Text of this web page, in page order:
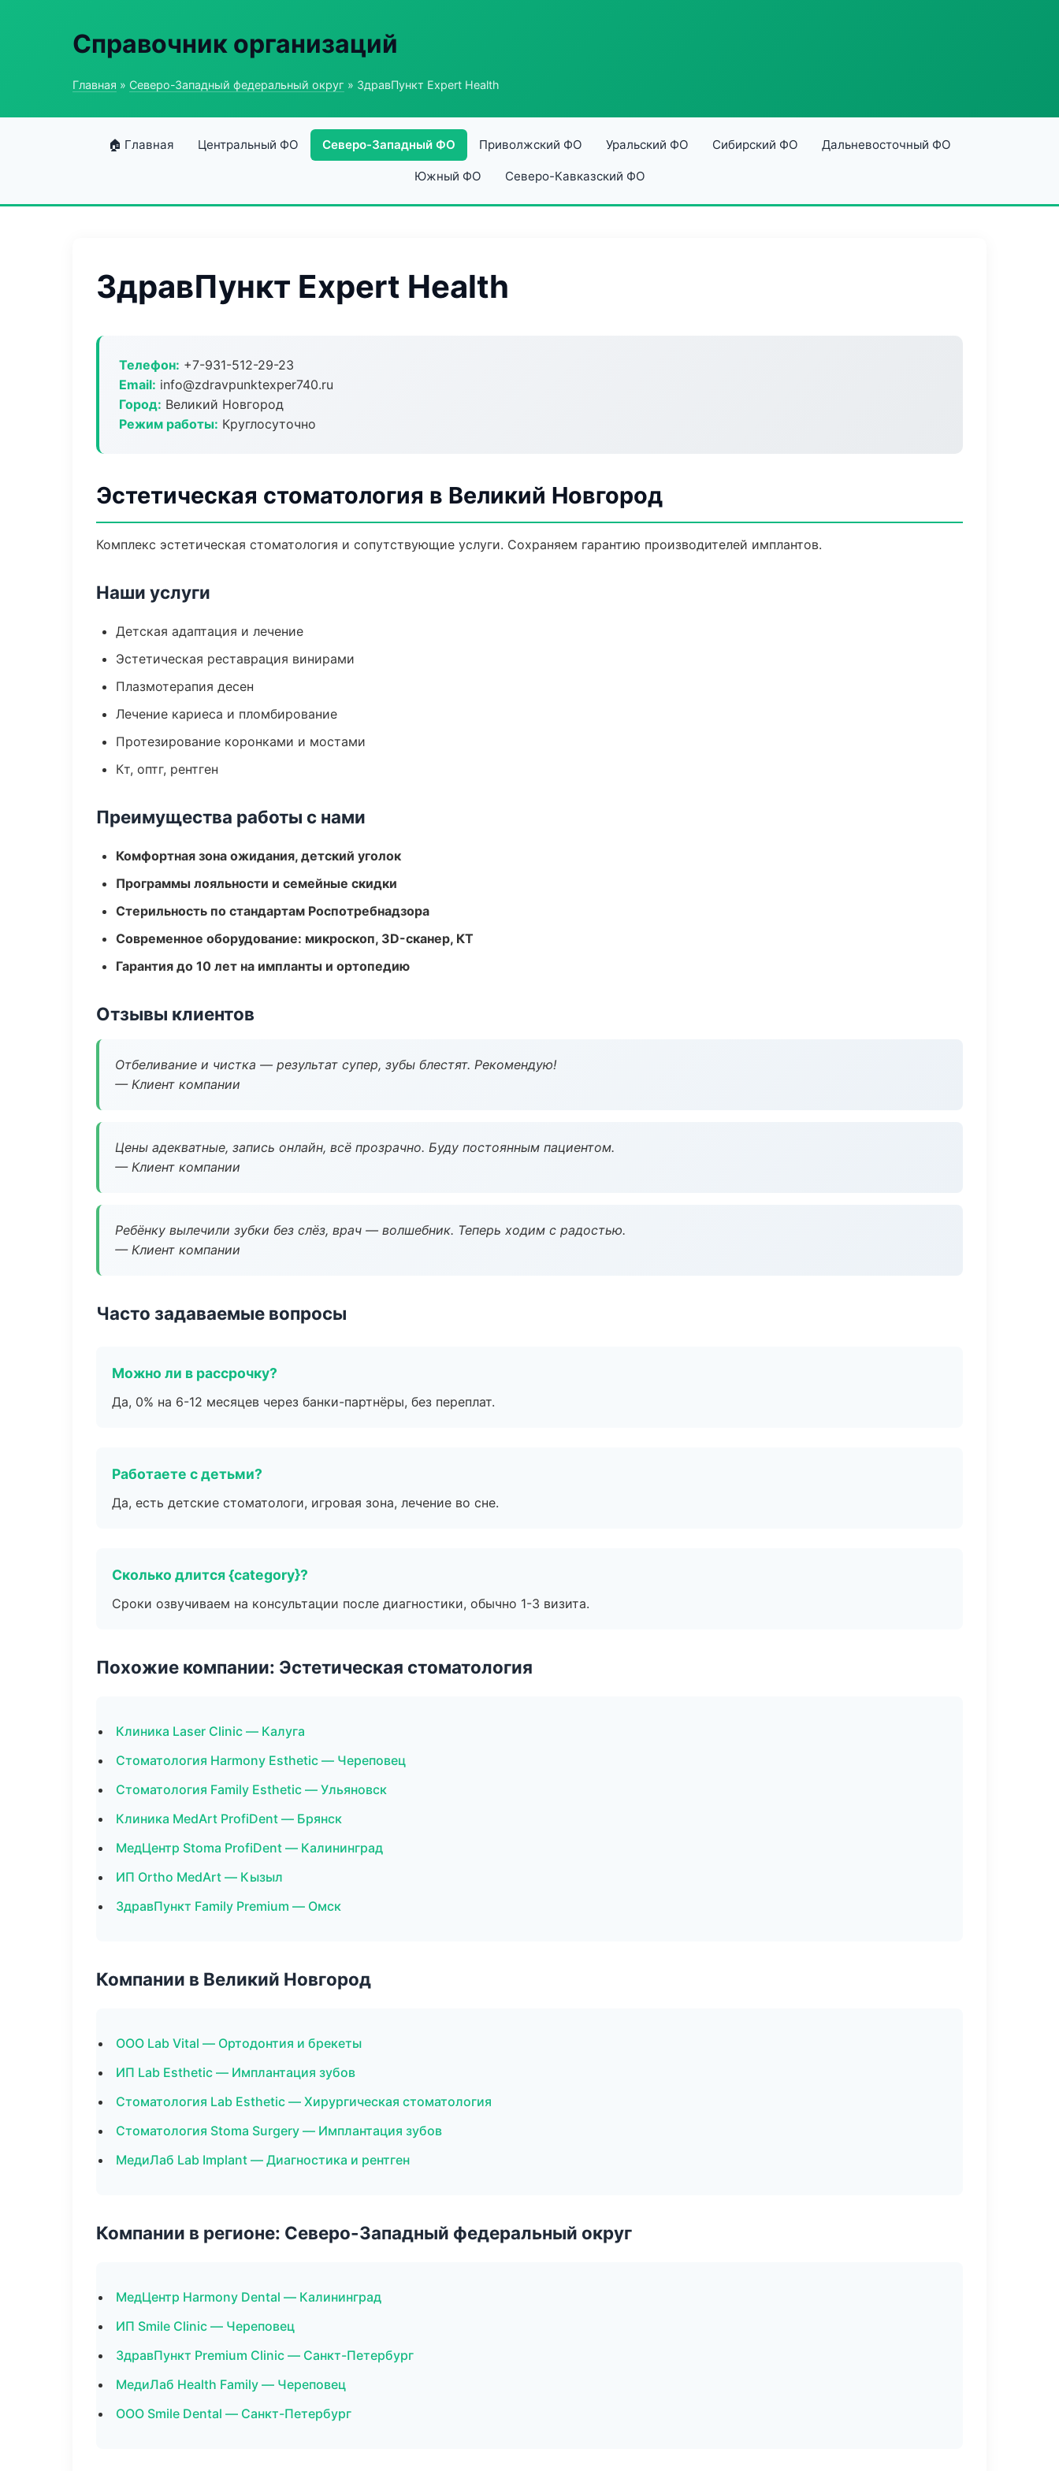
Справочник организаций
Главная » Северо-Западный федеральный округ » ЗдравПункт Expert Health
🏠 Главная Центральный ФО Северо-Западный ФО Приволжский ФО Уральский ФО Сибирский ФО Дальневосточный ФО
Южный ФО Северо-Кавказский ФО
ЗдравПункт Expert Health
Телефон: +7-931-512-29-23
Email: info@zdravpunktexper740.ru
Город: Великий Новгород
Режим работы: Круглосуточно
Эстетическая стоматология в Великий Новгород
Комплекс эстетическая стоматология и сопутствующие услуги. Сохраняем гарантию производителей имплантов.
Наши услуги
Детская адаптация и лечение
Эстетическая реставрация винирами
Плазмотерапия десен
Лечение кариеса и пломбирование
Протезирование коронками и мостами
Кт, оптг, рентген
Преимущества работы с нами
Комфортная зона ожидания, детский уголок
Программы лояльности и семейные скидки
Стерильность по стандартам Роспотребнадзора
Современное оборудование: микроскоп, 3D-сканер, КТ
Гарантия до 10 лет на импланты и ортопедию
Отзывы клиентов
Отбеливание и чистка — результат супер, зубы блестят. Рекомендую!
— Клиент компании
Цены адекватные, запись онлайн, всё прозрачно. Буду постоянным пациентом.
— Клиент компании
Ребёнку вылечили зубки без слёз, врач — волшебник. Теперь ходим с радостью.
— Клиент компании
Часто задаваемые вопросы
Можно ли в рассрочку?
Да, 0% на 6-12 месяцев через банки-партнёры, без переплат.
Работаете с детьми?
Да, есть детские стоматологи, игровая зона, лечение во сне.
Сколько длится {category}?
Сроки озвучиваем на консультации после диагностики, обычно 1-3 визита.
Похожие компании: Эстетическая стоматология
Клиника Laser Clinic — Калуга
Стоматология Harmony Esthetic — Череповец
Стоматология Family Esthetic — Ульяновск
Клиника MedArt ProfiDent — Брянск
МедЦентр Stoma ProfiDent — Калининград
ИП Ortho MedArt — Кызыл
ЗдравПункт Family Premium — Омск
Компании в Великий Новгород
ООО Lab Vital — Ортодонтия и брекеты
ИП Lab Esthetic — Имплантация зубов
Стоматология Lab Esthetic — Хирургическая стоматология
Стоматология Stoma Surgery — Имплантация зубов
МедиЛаб Lab Implant — Диагностика и рентген
Компании в регионе: Северо-Западный федеральный округ
МедЦентр Harmony Dental — Калининград
ИП Smile Clinic — Череповец
ЗдравПункт Premium Clinic — Санкт-Петербург
МедиЛаб Health Family — Череповец
ООО Smile Dental — Санкт-Петербург